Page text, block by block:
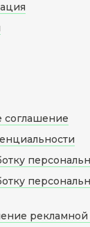
соглашение